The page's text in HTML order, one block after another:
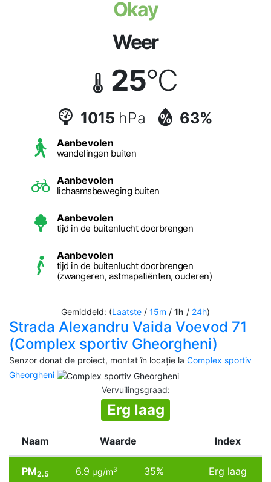
Okay
Weer
25°C
1015 hPa 63%
Aanbevolen
wandelingen buiten
Aanbevolen
lichaamsbeweging buiten
Aanbevolen
tijd in de buitenlucht doorbrengen
Aanbevolen
tijd in de buitenlucht doorbrengen
(zwangeren, astmapatiënten, ouderen)
Gemiddeld: (Laatste / 15m / 1h / 24h)
Strada Alexandru Vaida Voevod 71
(Complex sportiv Gheorgheni)
Senzor donat de proiect, montat în locație la Complex sportiv
Gheorgheni
Vervuilingsgraad:
Erg laag
Naam Waarde Index
PM2.5 6.9 µg/m3 35% Erg laag